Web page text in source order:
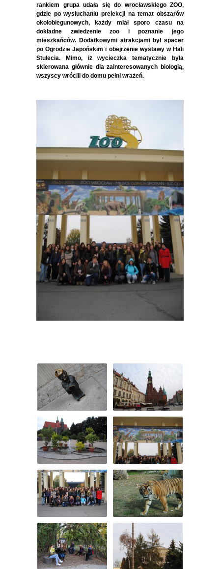
rankiem grupa udała się do wrocławskiego ZOO,
gdzie po wysłuchaniu prelekcji na temat obszarów
okołobiegunowych, każdy miał sporo czasu na
dokładne zwiedzenie zoo i poznanie jego
mieszkańców. Dodatkowymi atrakcjami był spacer
po Ogrodzie Japońskim i obejrzenie wystawy w Hali
Stulecia. Mimo, iż wycieczka tematycznie była
skierowana głównie dla zainteresowanych biologią,
wszyscy wrócili do domu pełni wrażeń.